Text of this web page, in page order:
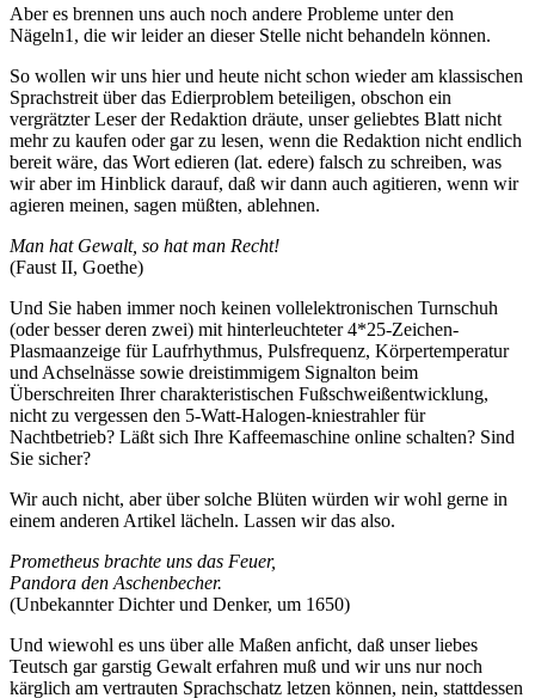
Aber es brennen uns auch noch andere Probleme unter den
Nägeln1, die wir leider an dieser Stelle nicht behandeln können.
So wollen wir uns hier und heute nicht schon wieder am klassischen
Sprachstreit über das Edierproblem beteiligen, obschon ein
vergrätzter Leser der Redaktion dräute, unser geliebtes Blatt nicht
mehr zu kaufen oder gar zu lesen, wenn die Redaktion nicht endlich
bereit wäre, das Wort edieren (lat. edere) falsch zu schreiben, was
wir aber im Hinblick darauf, daß wir dann auch agitieren, wenn wir
agieren meinen, sagen müßten, ablehnen.
Man hat Gewalt, so hat man Recht!
(Faust II, Goethe)
Und Sie haben immer noch keinen vollelektronischen Turnschuh
(oder besser deren zwei) mit hinterleuchteter 4*25-Zeichen-
Plasmaanzeige für Laufrhythmus, Pulsfrequenz, Körpertemperatur
und Achselnässe sowie dreistimmigem Signalton beim
Überschreiten Ihrer charakteristischen Fußschweißentwicklung,
nicht zu vergessen den 5-Watt-Halogen-kniestrahler für
Nachtbetrieb? Läßt sich Ihre Kaffeemaschine online schalten? Sind
Sie sicher?
Wir auch nicht, aber über solche Blüten würden wir wohl gerne in
einem anderen Artikel lächeln. Lassen wir das also.
Prometheus brachte uns das Feuer,
Pandora den Aschenbecher.
(Unbekannter Dichter und Denker, um 1650)
Und wiewohl es uns über alle Maßen anficht, daß unser liebes
Teutsch gar garstig Gewalt erfahren muß und wir uns nur noch
kärglich am vertrauten Sprachschatz letzen können, nein, stattdessen